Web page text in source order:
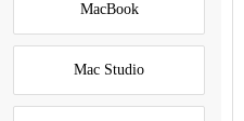
MacBook
Mac Studio